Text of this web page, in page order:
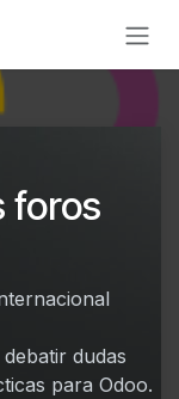
foros
dudas
para Odoo.